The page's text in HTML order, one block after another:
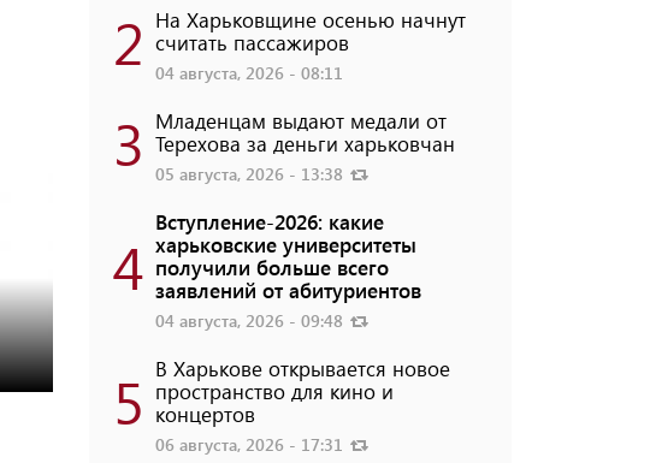
2 На Харьковщине осенью начнут
считать пассажиров
04 августа, 2026 - 08:11
3 Младенцам выдают медали от
Терехова за деньги харьковчан
05 августа, 2026 - 13:38
4
Вступление-2026: какие
харьковские университеты
получили больше всего
заявлений от абитуриентов
04 августа, 2026 - 09:48
5 В Харькове открывается новое
пространство для кино и
концертов
06 августа, 2026 - 17:31